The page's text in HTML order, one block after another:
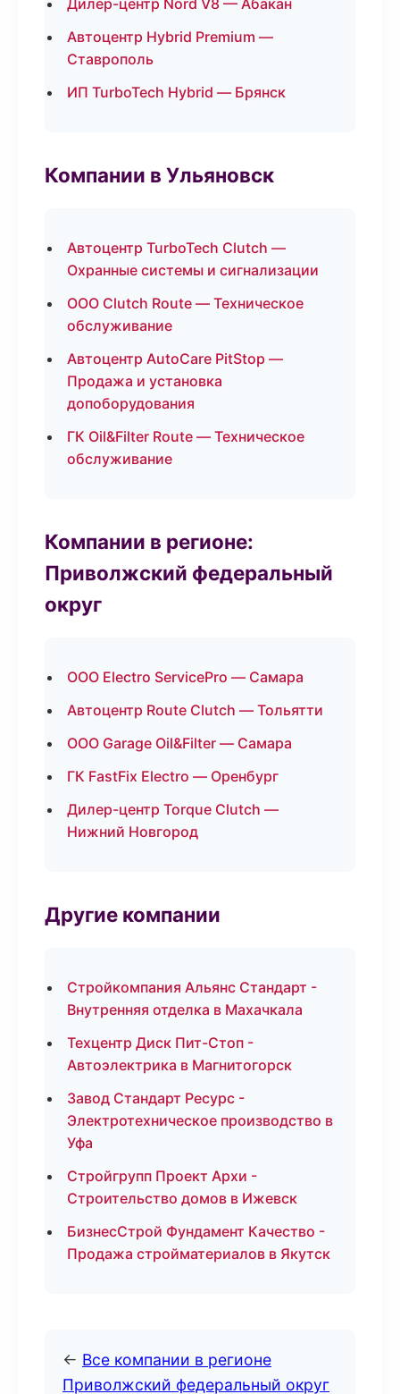
Дилер-центр Nord V8 — Абакан
Автоцентр Hybrid Premium —
Ставрополь
ИП TurboTech Hybrid — Брянск
Компании в Ульяновск
Автоцентр TurboTech Clutch —
Охранные системы и сигнализации
ООО Clutch Route — Техническое
обслуживание
Автоцентр AutoCare PitStop —
Продажа и установка
допоборудования
ГК Oil&Filter Route — Техническое
обслуживание
Компании в регионе:
Приволжский федеральный
округ
ООО Electro ServicePro — Самара
Автоцентр Route Clutch — Тольятти
ООО Garage Oil&Filter — Самара
ГК FastFix Electro — Оренбург
Дилер-центр Torque Clutch —
Нижний Новгород
Другие компании
Стройкомпания Альянс Стандарт -
Внутренняя отделка в Махачкала
Техцентр Диск Пит-Стоп -
Автоэлектрика в Магнитогорск
Завод Стандарт Ресурс -
Электротехническое производство в
Уфа
Стройгрупп Проект Архи -
Строительство домов в Ижевск
БизнесСтрой Фундамент Качество -
Продажа стройматериалов в Якутск
← Все компании в регионе
Приволжский федеральный округ